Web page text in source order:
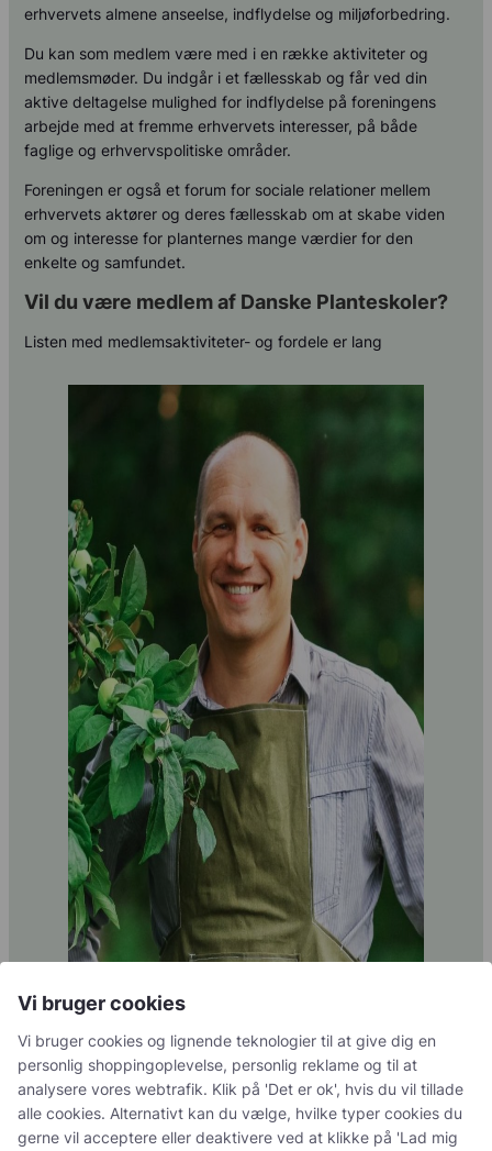
erhvervets almene anseelse, indflydelse og miljøforbedring.
Du kan som medlem være med i en række aktiviteter og
medlemsmøder. Du indgår i et fællesskab og får ved din
aktive deltagelse mulighed for indflydelse på foreningens
arbejde med at fremme erhvervets interesser, på både
faglige og erhvervspolitiske områder.
Foreningen er også et forum for sociale relationer mellem
erhvervets aktører og deres fællesskab om at skabe viden
om og interesse for planternes mange værdier for den
enkelte og samfundet.
Vil du være medlem af Danske Planteskoler?
Listen med medlemsaktiviteter- og fordele er lang
Navigation
Blog
Vi bruger cookies
Vi bruger cookies og lignende teknologier til at give dig en
personlig shoppingoplevelse, personlig reklame og til at
analysere vores webtrafik. Klik på 'Det er ok', hvis du vil tillade
alle cookies. Alternativt kan du vælge, hvilke typer cookies du
gerne vil acceptere eller deaktivere ved at klikke på 'Lad mig